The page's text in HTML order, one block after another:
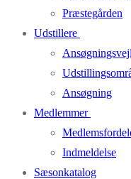
Præstegården
Udstillere
Ansøgning
Medlemmer
Indmeldelse
Sæsonkatalog